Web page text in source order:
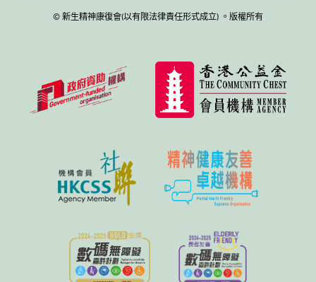
© 新生精神康復會(以有限法律責任形式成立) 。版權所有